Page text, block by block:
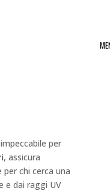
per
, assicura
per chi cerca una
e dai raggi UV